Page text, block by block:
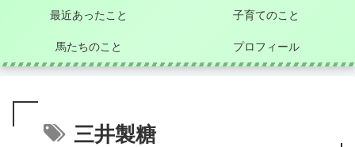
最近あったこと 子育てのこと
馬たちのこと プロフィール
三井製糖